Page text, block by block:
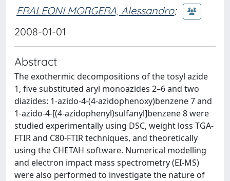
FRALEONI MORGERA, Alessandro;
2008-01-01
Abstract
The exothermic decompositions of the tosyl azide
1, five substituted aryl monoazides 2–6 and two
diazides: 1-azido-4-(4-azidophenoxy)benzene 7 and
1-azido-4-[(4-azidophenyl)sulfanyl]benzene 8 were
studied experimentally using DSC, weight loss TGA-
FTIR and C80-FTIR techniques, and theoretically
using the CHETAH software. Numerical modelling
and electron impact mass spectrometry (EI-MS)
were also performed to investigate the nature of